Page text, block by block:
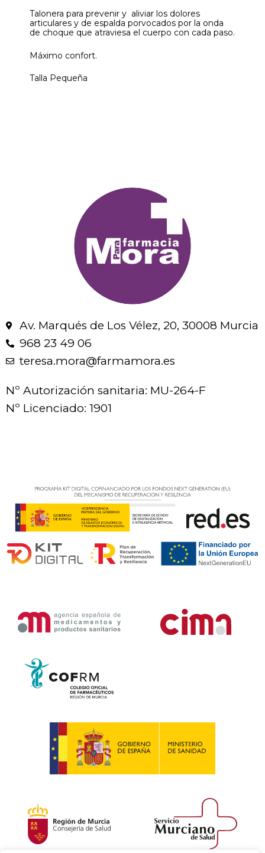
Talonera para prevenir y aliviar los dolores
articulares y de espalda porvocados por la onda
de choque que atraviesa el cuerpo con cada paso.
Máximo confort.
Talla Pequeña
Av. Marqués de Los Vélez, 20, 30008 Murcia
968 23 49 06
teresa.mora@farmamora.es
Nº Autorización sanitaria: MU-264-F
Nº Licenciado: 1901